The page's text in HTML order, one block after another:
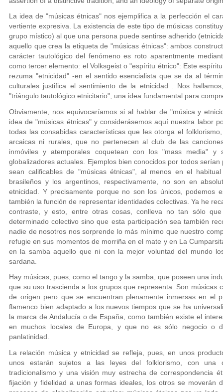
La idea de "músicas étnicas" nos ejemplifica a la perfección el
vertiente expresiva. La existencia de este tipo de músicas
grupo místico) al que una persona puede sentirse adherido
aquello que crea la etiqueta de "músicas étnicas": ambos
carácter tautológico del fenómeno es roto aparentmente
como tercer elemento: el Volksgeist o "espíritu étnico": Este
rezuma "etnicidad" -en el sentido esencialista que se da al
culturales justifica el sentimiento de la etnicidad . Nos
"triángulo tautológico etnicitario", una idea fundamental para
Obviamente, nos equivocaríamos si al hablar de "música y
idea de "músicas étnicas" y considerásemos aquí nuestra labor
todas las consabidas características que les otorga el
arcaicas ni rurales, que no pertenecen al club de las
inmóviles y atemporales coquetean con los "mass media"
globalizadores actuales. Ejemplos bien conocidos por todos
sean calificables de "músicas étnicas", al menos en el
brasileños y los argentinos, respectivamente, no son en
etnicidad. Y precisamente porque no son los únicos, podemos
también la función de representar identidades colectivas. Ya he
contraste, y esto, entre otras cosas, conlleva no tan sólo
determinado colectivo sino que esta participación sea también
nadie de nosotros nos sorprende lo más mínimo que nuestro
refugie en sus momentos de morriña en el mate y en La
en la samba aquello que ni con la mejor voluntad del mundo
sardana.
Hay músicas, pues, como el tango y la samba, que poseen una
que su uso trascienda a los grupos que representa. Son músicas
de origen pero que se encuentran plenamente inmersas en el
flamenco bien adaptado a los nuevos tiempos que se ha
la marca de Andalucía o de España, como también existe el
en muchos locales de Europa, y que no es sólo negocio o
panlatinidad.
La relación música y etnicidad se refleja, pues, en unos
unos estarán sujetos a las leyes del folklorismo, con una
tradicionalismo y una visión muy estrecha de correspondencia
fijación y fidelidad a unas formas ideales, los otros se moverán